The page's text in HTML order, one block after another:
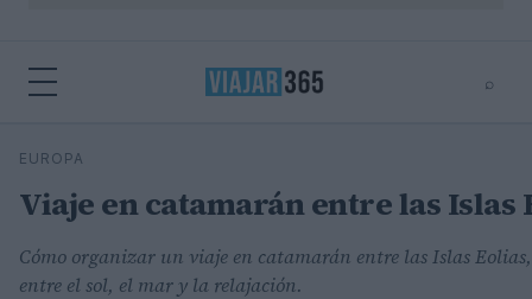
⌕
Buscar
EUROPA
Viaje en catamarán entre las Islas
Cómo organizar un viaje en catamarán entre las Islas
entre el sol, el mar y la relajación.